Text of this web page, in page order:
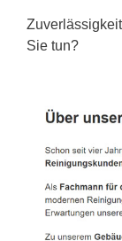
Sie tun?